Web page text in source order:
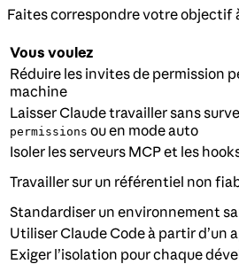
Faites correspondre votre objectif
Vous voulez
Réduire les invites de permission
machine
Laisser Claude travailler sans
permissions ou en mode auto
Isoler les serveurs MCP et les
Travailler sur un référentiel non
Standardiser un environnement
Utiliser Claude Code à partir
Exiger l’isolation pour chaque